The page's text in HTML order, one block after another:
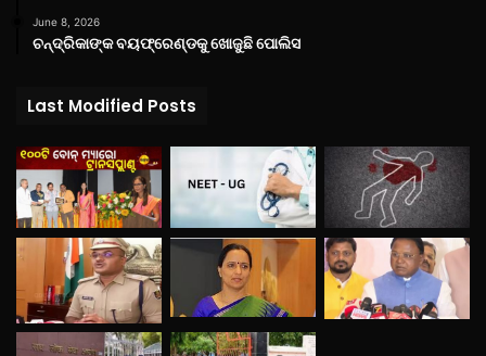
June 8, 2026
ଚନ୍ଦ୍ରିକାଙ୍କ ବୟଫ୍ରେଣ୍ଡକୁ ଖୋଜୁଛି ପୋଲିସ
Last Modified Posts